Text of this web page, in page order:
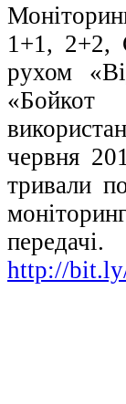
1+1, 2+2,
рухом
«Бойкот
червня
тривали
http://